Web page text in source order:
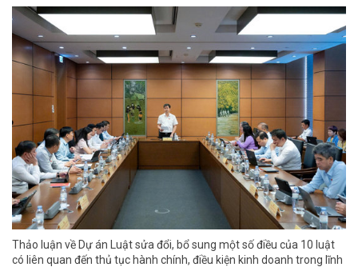
Thảo luận về Dự án Luật sửa đổi, bổ sung một số điều của 10 luật
có liên quan đến thủ tục hành chính, điều kiện kinh doanh trong lĩnh